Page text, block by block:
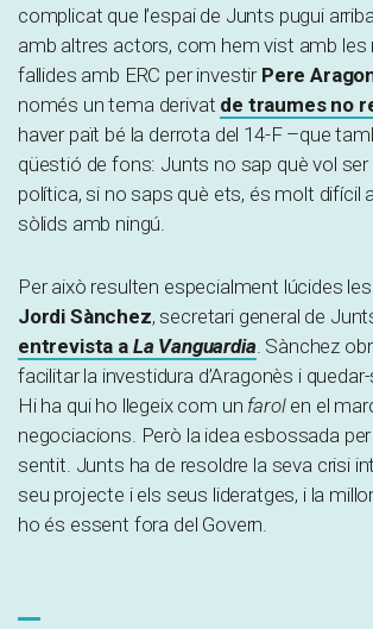
complicat que l’espai de Junts pugui
amb altres actors, com hem vist amb les
fallides amb ERC per investir Pere
només un tema derivat de traumes no
haver paït bé la derrota del 14-F –que
qüestió de fons: Junts no sap què vol ser
política, si no saps què ets, és molt difícil
sòlids amb ningú.
Per això resulten especialment lúcides
Jordi Sànchez, secretari general de
entrevista a La Vanguardia. Sànchez
facilitar la investidura d’Aragonès i
Hi ha qui ho llegeix com un farolen el
negociacions. Però la idea esbossada
sentit. Junts ha de resoldre la seva crisi
seu projecte i els seus lideratges, i la
ho és essent fora del Govern.